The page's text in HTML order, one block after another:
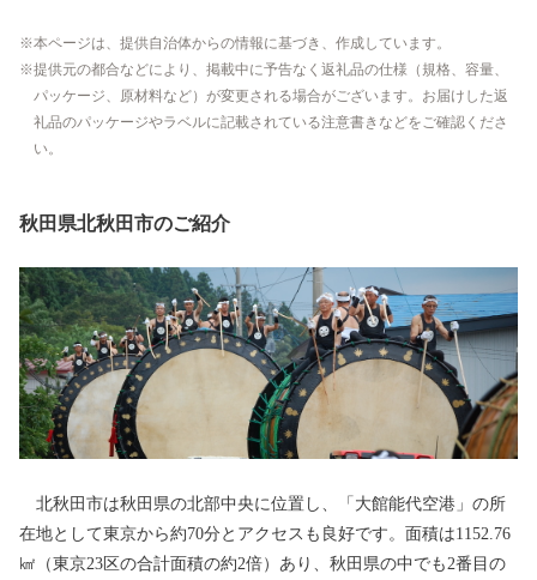
本ページは、提供自治体からの情報に基づき、作成しています。
提供元の都合などにより、掲載中に予告なく返礼品の仕様（規格、容量、
パッケージ、原材料など）が変更される場合がございます。お届けした返
礼品のパッケージやラベルに記載されている注意書きなどをご確認くださ
い。
秋田県北秋田市のご紹介
北秋田市は秋田県の北部中央に位置し、「大館能代空港」の所
在地として東京から約70分とアクセスも良好です。面積は1152.76
㎢（東京23区の合計面積の約2倍）あり、秋田県の中でも2番目の